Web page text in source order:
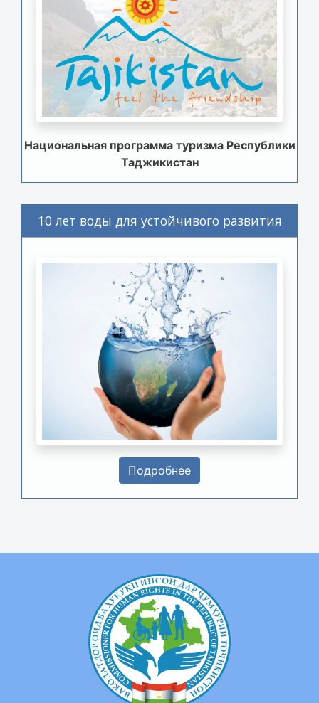
Национальная программа туризма Республики
Таджикистан
10 лет воды для устойчивого развития
Подробнее